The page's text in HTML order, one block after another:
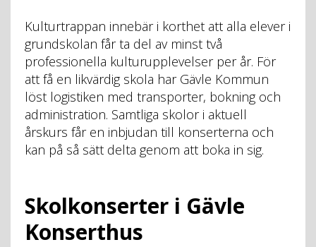
Kulturtrappan innebär i korthet att alla elever i
grundskolan får ta del av minst två
professionella kulturupplevelser per år. För
att få en likvärdig skola har Gävle Kommun
löst logistiken med transporter, bokning och
administration. Samtliga skolor i aktuell
årskurs får en inbjudan till konserterna och
kan på så sätt delta genom att boka in sig.
Skolkonserter i Gävle
Konserthus